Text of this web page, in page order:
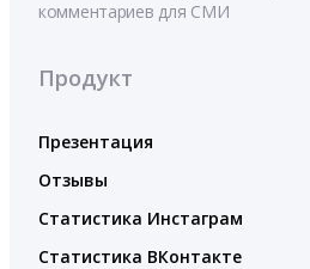
комментариев для СМИ
Продукт
Презентация
Отзывы
Статистика Инстаграм
Статистика ВКонтакте